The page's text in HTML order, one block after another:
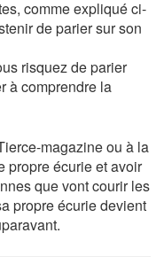
comme expliqué ci-
de parier sur son
risquez de parier
à comprendre la
magazine ou à la
propre écurie et avoir
que vont courir les
propre écurie devient